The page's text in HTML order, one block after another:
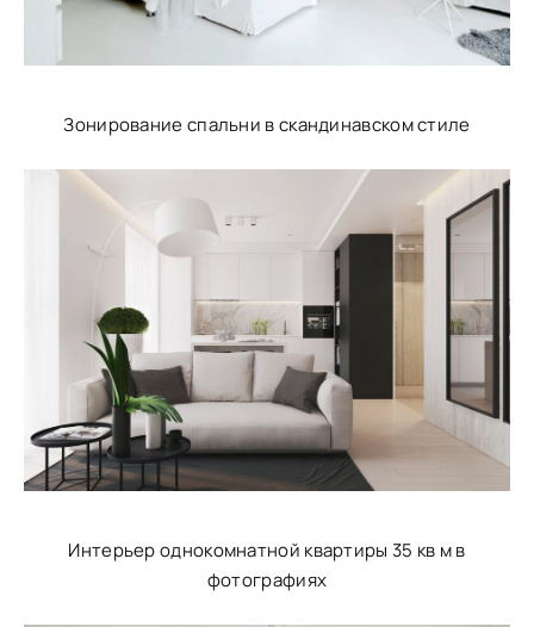
Зонирование спальни в скандинавском стиле
Интерьер однокомнатной квартиры 35 кв м в
фотографиях